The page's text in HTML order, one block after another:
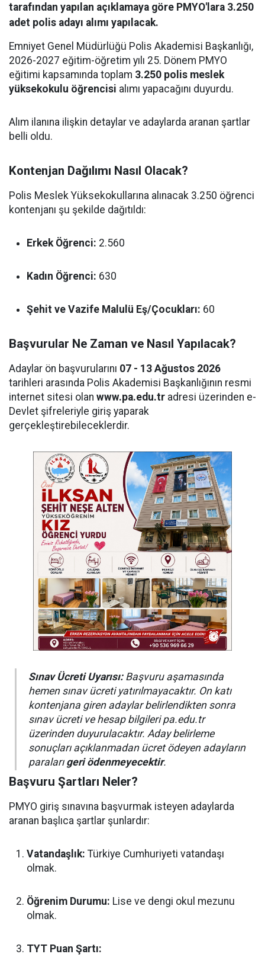
tarafından yapılan açıklamaya göre PMYO'lara 3.250
adet polis adayı alımı yapılacak.
Emniyet Genel Müdürlüğü Polis Akademisi Başkanlığı,
2026-2027 eğitim-öğretim yılı 25. Dönem PMYO
eğitimi kapsamında toplam 3.250 polis meslek
yüksekokulu öğrencisi alımı yapacağını duyurdu.
Alım ilanına ilişkin detaylar ve adaylarda aranan şartlar
belli oldu.
Kontenjan Dağılımı Nasıl Olacak?
Polis Meslek Yüksekokullarına alınacak 3.250 öğrenci
kontenjanı şu şekilde dağıtıldı:
Erkek Öğrenci: 2.560
Kadın Öğrenci: 630
Şehit ve Vazife Malulü Eş/Çocukları: 60
Başvurular Ne Zaman ve Nasıl Yapılacak?
Adaylar ön başvurularını 07 - 13 Ağustos 2026
tarihleri arasında Polis Akademisi Başkanlığının resmi
internet sitesi olan www.pa.edu.tr adresi üzerinden e-
Devlet şifreleriyle giriş yaparak
gerçekleştirebileceklerdir.
Sınav Ücreti Uyarısı:Başvuru aşamasında
hemen sınav ücreti yatırılmayacaktır. On katı
kontenjana giren adaylar belirlendikten sonra
sınav ücreti ve hesap bilgileri pa.edu.tr
üzerinden duyurulacaktır. Aday belirleme
sonuçları açıklanmadan ücret ödeyen adayların
paraları geri ödenmeyecektir.
Başvuru Şartları Neler?
PMYO giriş sınavına başvurmak isteyen adaylarda
aranan başlıca şartlar şunlardır:
Vatandaşlık: Türkiye Cumhuriyeti vatandaşı
olmak.
Öğrenim Durumu: Lise ve dengi okul mezunu
olmak.
TYT Puan Şartı: